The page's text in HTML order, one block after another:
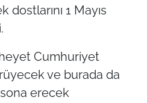
dostlarını 1 Mayıs
Cumhuriyet
ve burada da
erecek